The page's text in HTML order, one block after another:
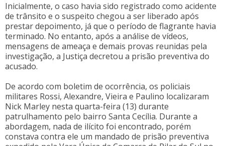
Inicialmente, o caso havia sido registrado como acidente
de trânsito e o suspeito chegou a ser liberado após
prestar depoimento, já que o período de flagrante havia
terminado. No entanto, após a análise de vídeos,
mensagens de ameaça e demais provas reunidas pela
investigação, a Justiça decretou a prisão preventiva do
acusado.
De acordo com boletim de ocorrência, os policiais
militares Rossi, Alexandre, Vieira e Paulino localizaram
Nick Marley nesta quarta-feira (13) durante
patrulhamento pelo bairro Santa Cecília. Durante a
abordagem, nada de ilícito foi encontrado, porém
constava contra ele um mandado de prisão preventiva